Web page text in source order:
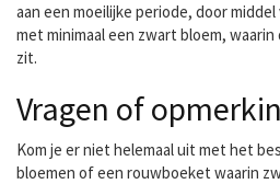
aan een moeilijke periode, door
met minimaal een zwart bloem,
zit.
Vragen of
Kom je er niet helemaal uit met het
bloemen of een rouwboeket waarin